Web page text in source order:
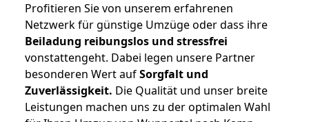
Profitieren Sie von unserem erfahrenen
Netzwerk für günstige Umzüge oder dass ihre
Beiladung reibungslos und stressfrei
vonstattengeht. Dabei legen unsere Partner
besonderen Wert aufSorgfalt und
Zuverlässigkeit. Die Qualität und unser breite
Leistungen machen uns zu der optimalen Wahl